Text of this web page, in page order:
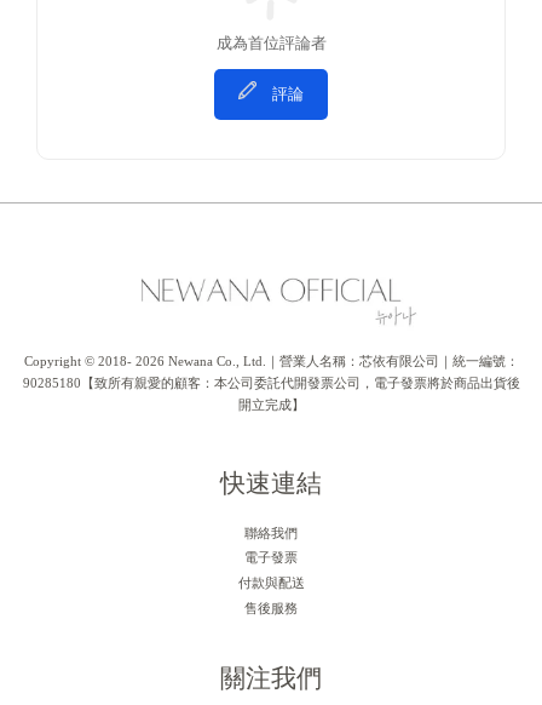
成為首位評論者
評論
Copyright © 2018- 2026 Newana Co., Ltd.｜營業人名稱：芯依有限公司｜統一編號：
90285180【致所有親愛的顧客：本公司委託代開發票公司，電子發票將於商品出貨後
開立完成】
快速連結
聯絡我們
電子發票
付款與配送
售後服務
關注我們